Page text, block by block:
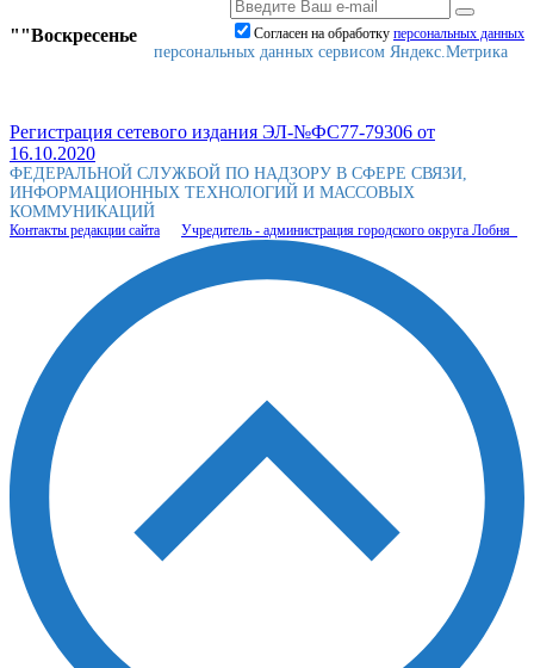
""Воскресенье Согласен на обработку персональныx данных
персональных данных сервисом Яндекс.Метрика
Регистрация сетевого издания ЭЛ-№ФС77-79306 от
16.10.2020
ФЕДЕРАЛЬНОЙ СЛУЖБОЙ ПО НАДЗОРУ В СФЕРЕ СВЯЗИ,
ИНФОРМАЦИОННЫХ ТЕХНОЛОГИЙ И МАССОВЫХ
КОММУНИКАЦИЙ
Контакты редакции сайта Учредитель - администрация городского округа Лобня